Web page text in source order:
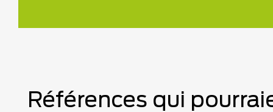
Références qui